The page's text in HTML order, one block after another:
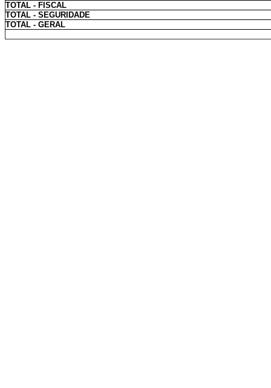
TOTAL - FISCAL
TOTAL - SEGURIDADE
TOTAL - GERAL